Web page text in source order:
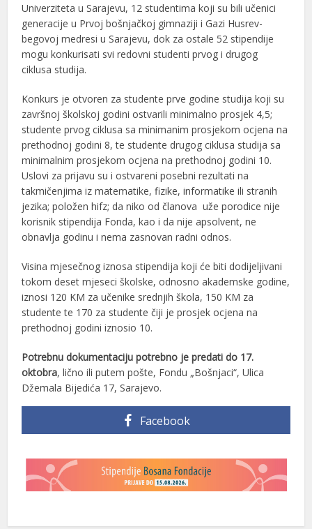
Univerziteta u Sarajevu, 12 studentima koji su bili učenici
generacije u Prvoj bošnjačkoj gimnaziji i Gazi Husrev-
begovoj medresi u Sarajevu, dok za ostale 52 stipendije
mogu konkurisati svi redovni studenti prvog i drugog
ciklusa studija.
Konkurs je otvoren za studente prve godine studija koji su
završnoj školskoj godini ostvarili minimalno prosjek 4,5;
studente prvog ciklusa sa minimanim prosjekom ocjena na
prethodnoj godini 8, te studente drugog ciklusa studija sa
minimalnim prosjekom ocjena na prethodnoj godini 10.
Uslovi za prijavu su i ostvareni posebni rezultati na
takmičenjima iz matematike, fizike, informatike ili stranih
jezika; položen hifz; da niko od članova uže porodice nije
korisnik stipendija Fonda, kao i da nije apsolvent, ne
obnavlja godinu i nema zasnovan radni odnos.
Visina mjesečnog iznosa stipendija koji će biti dodijeljivani
tokom deset mjeseci školske, odnosno akademske godine,
iznosi 120 KM za učenike srednjih škola, 150 KM za
studente te 170 za studente čiji je prosjek ocjena na
prethodnoj godini iznosio 10.
Potrebnu dokumentaciju potrebno je predati do 17.
oktobra, lično ili putem pošte, Fondu „Bošnjaci“, Ulica
Džemala Bijedića 17, Sarajevo.
Facebook